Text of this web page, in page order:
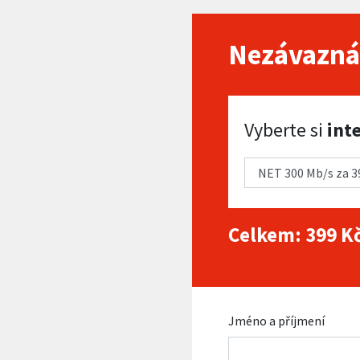
Vyberte si internet
Vyberte si
Celkem: 399
Jméno a příjmení